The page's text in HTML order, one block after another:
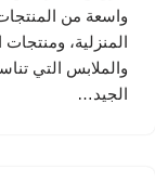
واسعة من
المنزلية، ومنتجات
والملابس التي
الجيد…